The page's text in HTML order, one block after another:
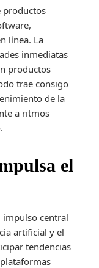
productos
línea. La
inmediatas
productos
trae consigo
de la
a ritmos
el
impulso central
artificial y el
tendencias